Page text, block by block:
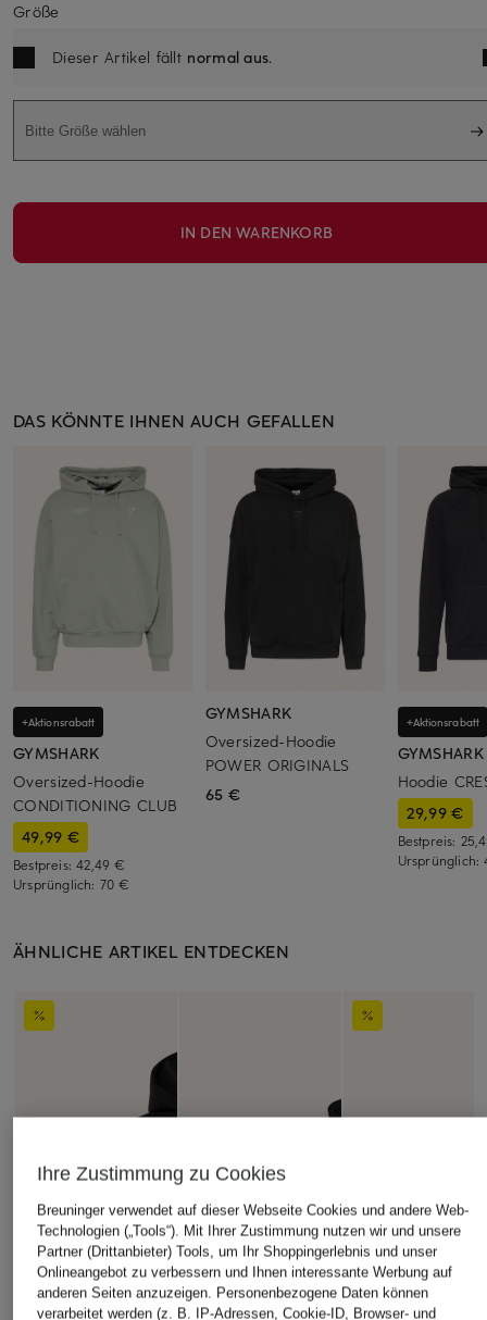
Größe
Dieser Artikel fällt normal aus.
Bitte Größe wählen
IN DEN WARENKORB
DAS KÖNNTE IHNEN AUCH GEFALLEN
+Aktionsrabatt
GYMSHARK
Oversized-Hoodie
CONDITIONING CLUB
49,99 €
Bestpreis:42,49 €
Ursprünglich: 70 €
GYMSHARK
Oversized-Hoodie
POWER ORIGINALS
65 €
+Aktionsrabatt
GYMSHARK
Hoodie
29,99 €
Bestpreis:
Ursprünglich:
ÄHNLICHE ARTIKEL ENTDECKEN
Ihre Zustimmung zu Cookies
Breuninger verwendet auf dieser Webseite Cookies und andere Web-
Technologien („Tools“). Mit Ihrer Zustimmung nutzen wir und unsere
Partner (Drittanbieter) Tools, um Ihr Shoppingerlebnis und unser
Onlineangebot zu verbessern und Ihnen interessante Werbung auf
anderen Seiten anzuzeigen. Personenbezogene Daten können
verarbeitet werden (z. B. IP-Adressen, Cookie-ID, Browser- und